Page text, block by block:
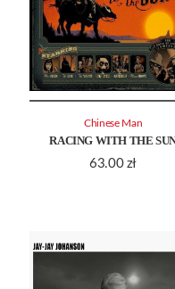
RACING WITH THE
63.00 zł
Chinese Man